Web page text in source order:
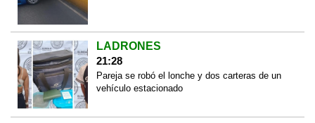
LADRONES
21:28
Pareja se robó el lonche y dos carteras de un
vehículo estacionado